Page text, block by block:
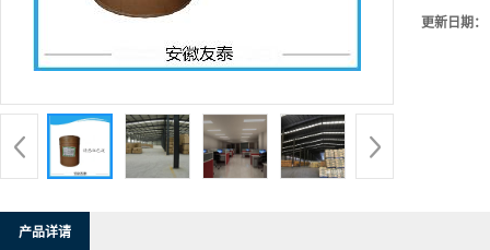
更新日期：
产品详请